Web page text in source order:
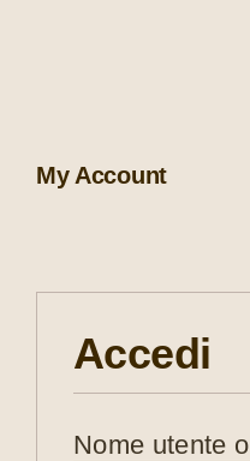
Il tuo account
My Account
Accedi
Nome utente